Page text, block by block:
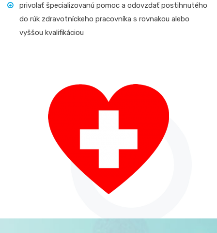
privolať špecializovanú pomoc a odovzdať postihnutého
do rúk zdravotníckeho pracovníka s rovnakou alebo
vyššou kvalifikáciou